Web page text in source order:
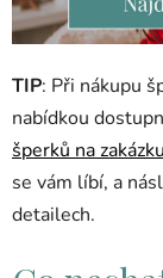
TIP: Při nákupu
nabídkou
šperků na zakázku
se vám líbí, a
detailech.